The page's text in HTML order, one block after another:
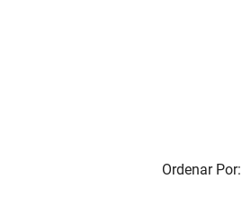
Ordenar Por